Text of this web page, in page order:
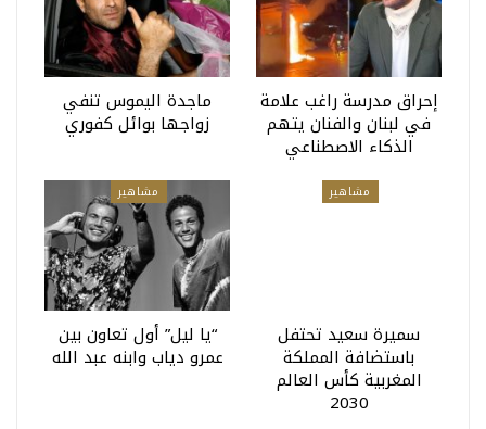
إحراق مدرسة راغب علامة
في لبنان والفنان يتهم
الذكاء الاصطناعي
ماجدة اليموس تنفي
زواجها بوائل كفوري
مشاهير
سميرة سعيد تحتفل
باستضافة المملكة
المغربية كأس العالم
2030
مشاهير
“يا ليل” أول تعاون بين
عمرو دياب وابنه عبد الله